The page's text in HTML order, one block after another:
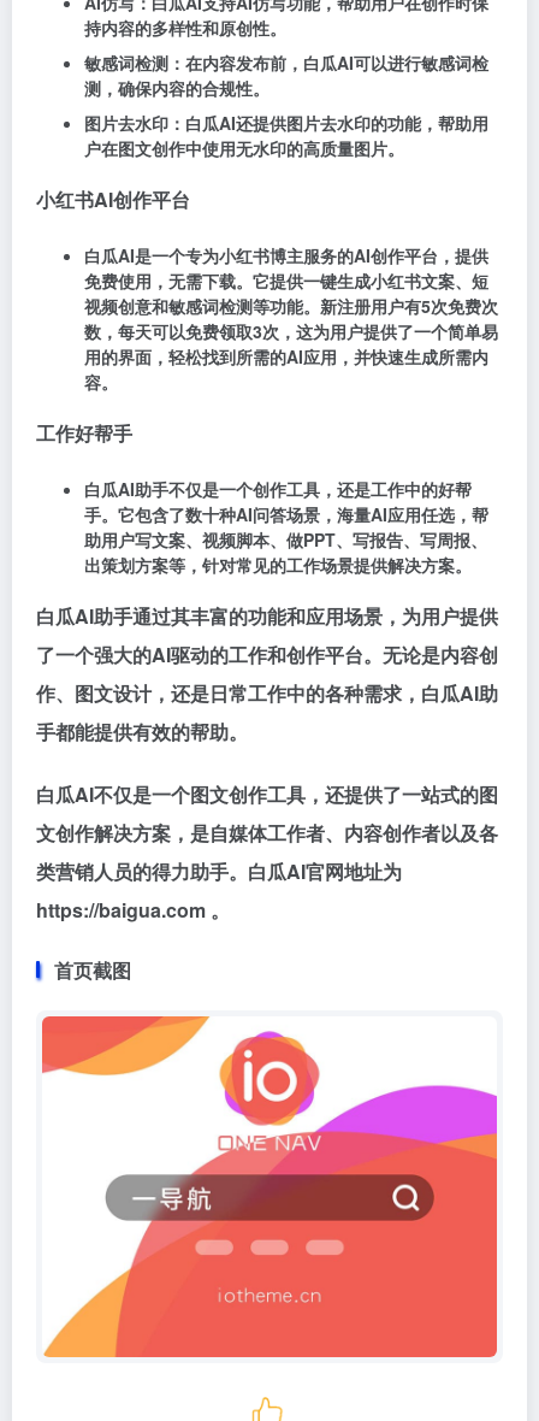
持内容的多样性和原创性。
敏感词检测：在内容发布前，白瓜AI可以进行敏感词检
测，确保内容的合规性。
图片去水印：白瓜AI还提供图片去水印的功能，帮助用
户在图文创作中使用无水印的高质量图片。
小红书AI创作平台
白瓜AI是一个专为小红书博主服务的AI创作平台，提供
免费使用，无需下载。它提供一键生成小红书文案、短
视频创意和敏感词检测等功能。新注册用户有5次免费次
数，每天可以免费领取3次，这为用户提供了一个简单易
用的界面，轻松找到所需的AI应用，并快速生成所需内
容。
工作好帮手
白瓜AI助手不仅是一个创作工具，还是工作中的好帮
手。它包含了数十种AI问答场景，海量AI应用任选，帮
助用户写文案、视频脚本、做PPT、写报告、写周报、
出策划方案等，针对常见的工作场景提供解决方案。
白瓜AI助手通过其丰富的功能和应用场景，为用户提供
了一个强大的AI驱动的工作和创作平台。无论是内容创
作、图文设计，还是日常工作中的各种需求，白瓜AI助
手都能提供有效的帮助。
白瓜AI不仅是一个图文创作工具，还提供了一站式的图
文创作解决方案，是自媒体工作者、内容创作者以及各
类营销人员的得力助手。白瓜AI官网地址为
https://baigua.com 。
首页截图